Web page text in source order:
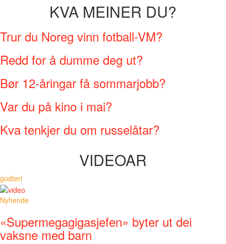
KVA MEINER DU?
Trur du Noreg vinn fotball-VM?
Redd for å dumme deg ut?
Bør 12-åringar få sommarjobb?
Var du på kino i mai?
Kva tenkjer du om russelåtar?
VIDEOAR
godteri
Nyhende
«Supermegagigasjefen» byter ut dei
vaksne med barn